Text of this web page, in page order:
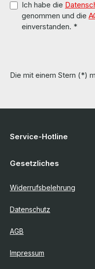
Ich habe die
genommen und die
einverstanden. *
Die mit einem Stern (*)
Service-Hotline
Gesetzliches
Widerrufsbelehrung
Datenschutz
AGB
Impressum